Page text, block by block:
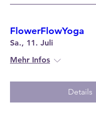
FlowerFlowYoga
Sa., 11. Juli
Mehr Infos
Details